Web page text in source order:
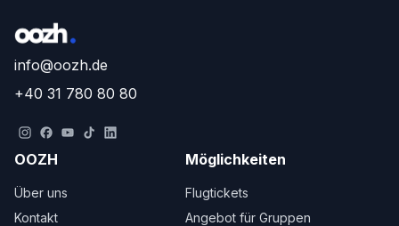
info@oozh.de
+40 31 780 80 80
OOZH
Über uns
Kontakt
Möglichkeiten
Flugtickets
Angebot für Gruppen